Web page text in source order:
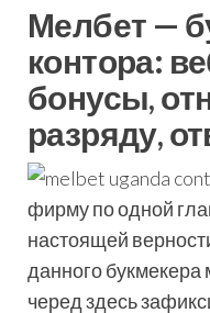
Мелбет —
контора:
бонусы,
разряду,
фирму по одной
настоящей
данного
черед здесь